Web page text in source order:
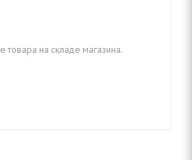
на складе магазина.